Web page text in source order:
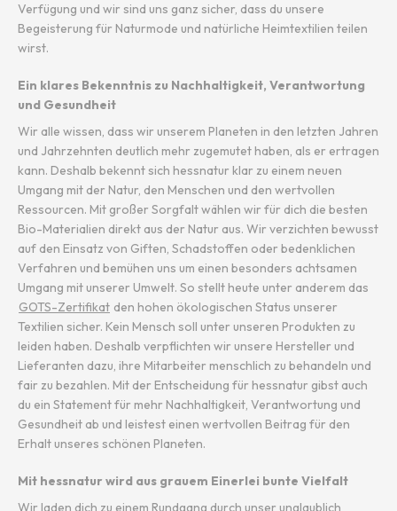
Verfügung und wir sind uns ganz sicher, dass du unsere
Begeisterung für Naturmode und natürliche Heimtextilien teilen
wirst.
Ein klares Bekenntnis zu Nachhaltigkeit, Verantwortung
und Gesundheit
Wir alle wissen, dass wir unserem Planeten in den letzten Jahren
und Jahrzehnten deutlich mehr zugemutet haben, als er ertragen
kann. Deshalb bekennt sich hessnatur klar zu einem neuen
Umgang mit der Natur, den Menschen und den wertvollen
Ressourcen. Mit großer Sorgfalt wählen wir für dich die besten
Bio-Materialien direkt aus der Natur aus. Wir verzichten bewusst
auf den Einsatz von Giften, Schadstoffen oder bedenklichen
Verfahren und bemühen uns um einen besonders achtsamen
Umgang mit unserer Umwelt. So stellt heute unter anderem das
GOTS-Zertifikat den hohen ökologischen Status unserer
Textilien sicher. Kein Mensch soll unter unseren Produkten zu
leiden haben. Deshalb verpflichten wir unsere Hersteller und
Lieferanten dazu, ihre Mitarbeiter menschlich zu behandeln und
fair zu bezahlen. Mit der Entscheidung für hessnatur gibst auch
du ein Statement für mehr Nachhaltigkeit, Verantwortung und
Gesundheit ab und leistest einen wertvollen Beitrag für den
Erhalt unseres schönen Planeten.
Mit hessnatur wird aus grauem Einerlei bunte Vielfalt
Wir laden dich zu einem Rundgang durch unser unglaublich